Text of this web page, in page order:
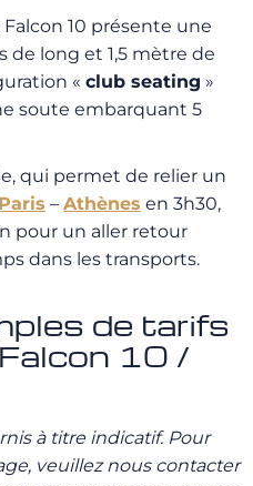
10 présente une
de long et 1,5 mètre de
« club seating »
soute embarquant 5
qui permet de relier un
Paris – Athènes en 3h30,
pour un aller retour
dans les transports.
de tarifs
10 /
à titre indicatif. Pour
veuillez nous contacter